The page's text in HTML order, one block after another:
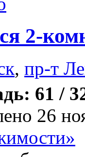
2-
, пр-т
61 /
26